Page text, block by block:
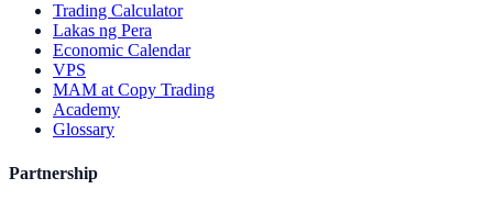
Trading Calculator
Lakas ng Pera
Economic Calendar
VPS
MAM at Copy Trading
Academy
Glossary
Partnership